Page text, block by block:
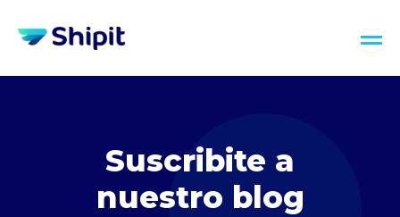
Suscribite a
nuestro blog